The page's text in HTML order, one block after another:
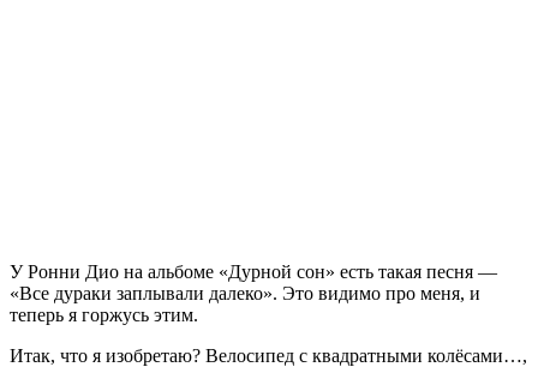
У Ронни Дио на альбоме «Дурной сон» есть такая песня —
«Все дураки заплывали далеко». Это видимо про меня, и
теперь я горжусь этим.
Итак, что я изобретаю? Велосипед с квадратными колёсами…,